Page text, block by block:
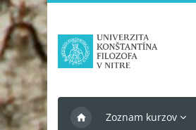
Passer au contenu principal
Zoznam kurzov